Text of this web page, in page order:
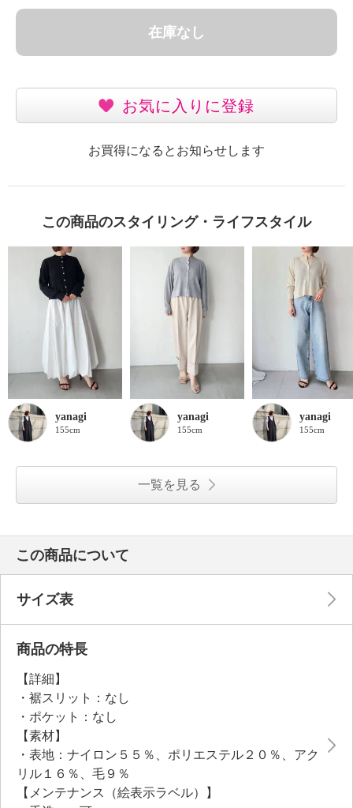
在庫なし
お気に入りに登録
お買得になるとお知らせします
この商品のスタイリング・ライフスタイル
yanagi
155cm
yanagi
155cm
yanagi
155cm
一覧を見る
この商品について
サイズ表
商品の特長
【詳細】
・裾スリット：なし
・ポケット：なし
【素材】
・表地：ナイロン５５％、ポリエステル２０％、アク
リル１６％、毛９％
【メンテナンス（絵表示ラベル）】